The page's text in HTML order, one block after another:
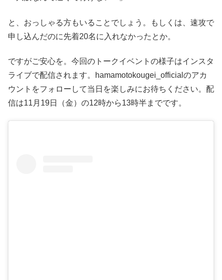
と、おっしゃる方もいることでしょう。もしくは、速攻で
申し込んだのに先着20名に入れなかったとか。
ですがご安心を。今回のトークイベントの様子はインスタ
ライブで配信されます。hamamotokougei_officialのアカ
ウントをフォローして当日を楽しみにお待ちください。配
信は11月19日（金）の12時から13時半までです。